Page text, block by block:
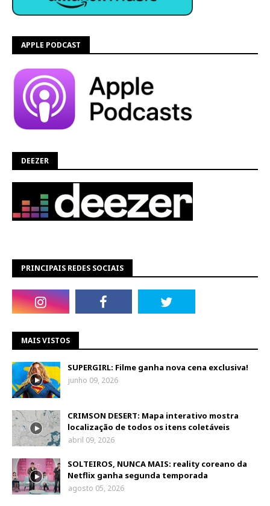
APPLE PODCAST
DEEZER
PRINCIPAIS REDES SOCIAIS
MAIS VISTOS
SUPERGIRL: Filme ganha nova cena exclusiva!
junho 09, 2026
CRIMSON DESERT: Mapa interativo mostra
localização de todos os itens coletáveis
abril 09, 2026
SOLTEIROS, NUNCA MAIS: reality coreano da
Netflix ganha segunda temporada
agosto 05, 2026